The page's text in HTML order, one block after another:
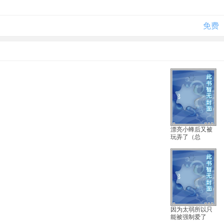
免费
漂亮小蜂后又被
玩弄了（总
因为太弱所以只
能被强制爱了